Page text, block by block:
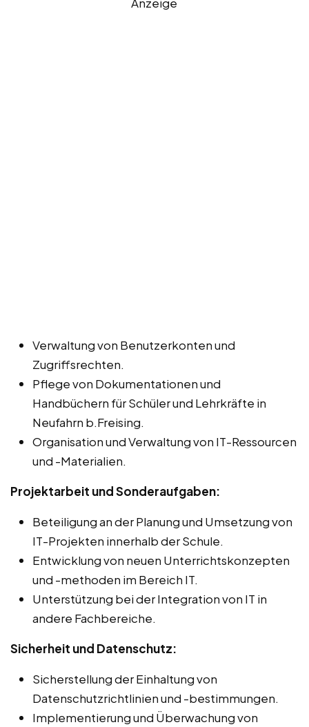
Verwaltung von Benutzerkonten und
Zugriffsrechten.
Pflege von Dokumentationen und
Handbüchern für Schüler und Lehrkräfte in
Neufahrn b.Freising.
Organisation und Verwaltung von IT-Ressourcen
und -Materialien.
Projektarbeit und Sonderaufgaben:
Beteiligung an der Planung und Umsetzung von
IT-Projekten innerhalb der Schule.
Entwicklung von neuen Unterrichtskonzepten
und -methoden im Bereich IT.
Unterstützung bei der Integration von IT in
andere Fachbereiche.
Sicherheit und Datenschutz:
Sicherstellung der Einhaltung von
Datenschutzrichtlinien und -bestimmungen.
Implementierung und Überwachung von